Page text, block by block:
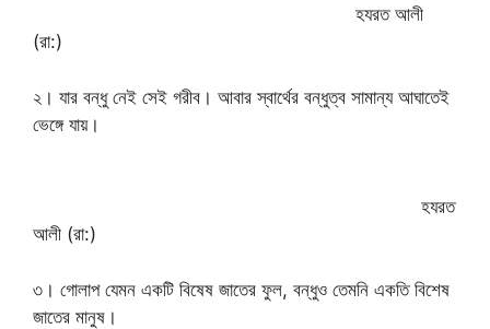
হযরত আলী
(রা:)
২। যার বন্ধু নেই সেই গরীব। আবার স্বার্থের বন্ধুত্ব সামান্য আঘাতেই
ভেঙ্গে যায়।
হযরত
আলী (রা:)
৩। গোলাপ যেমন একটি বিষেষ জাতের ফুল, বন্ধুও তেমনি একতি বিশেষ
জাতের মানুষ।